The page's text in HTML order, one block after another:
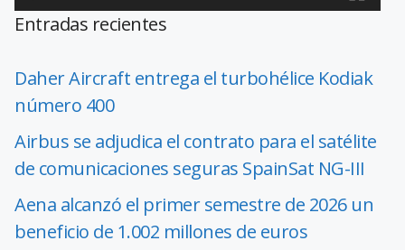
Entradas recientes
Daher Aircraft entrega el turbohélice Kodiak
número 400
Airbus se adjudica el contrato para el satélite
de comunicaciones seguras SpainSat NG-III
Aena alcanzó el primer semestre de 2026 un
beneficio de 1.002 millones de euros